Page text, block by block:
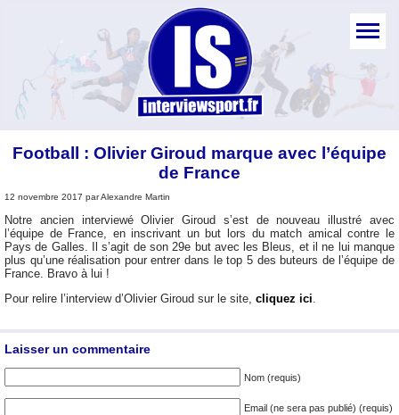
Football : Olivier Giroud marque avec l’équipe
de France
12 novembre 2017 par Alexandre Martin
Notre ancien interviewé Olivier Giroud s’est de nouveau illustré avec
l’équipe de France, en inscrivant un but lors du match amical contre le
Pays de Galles. Il s’agit de son 29e but avec les Bleus, et il ne lui manque
plus qu’une réalisation pour entrer dans le top 5 des buteurs de l’équipe de
France. Bravo à lui !
Pour relire l’interview d’Olivier Giroud sur le site, cliquez ici
Laisser un commentaire
Nom (requis)
Email (ne sera pas publié) (requis)